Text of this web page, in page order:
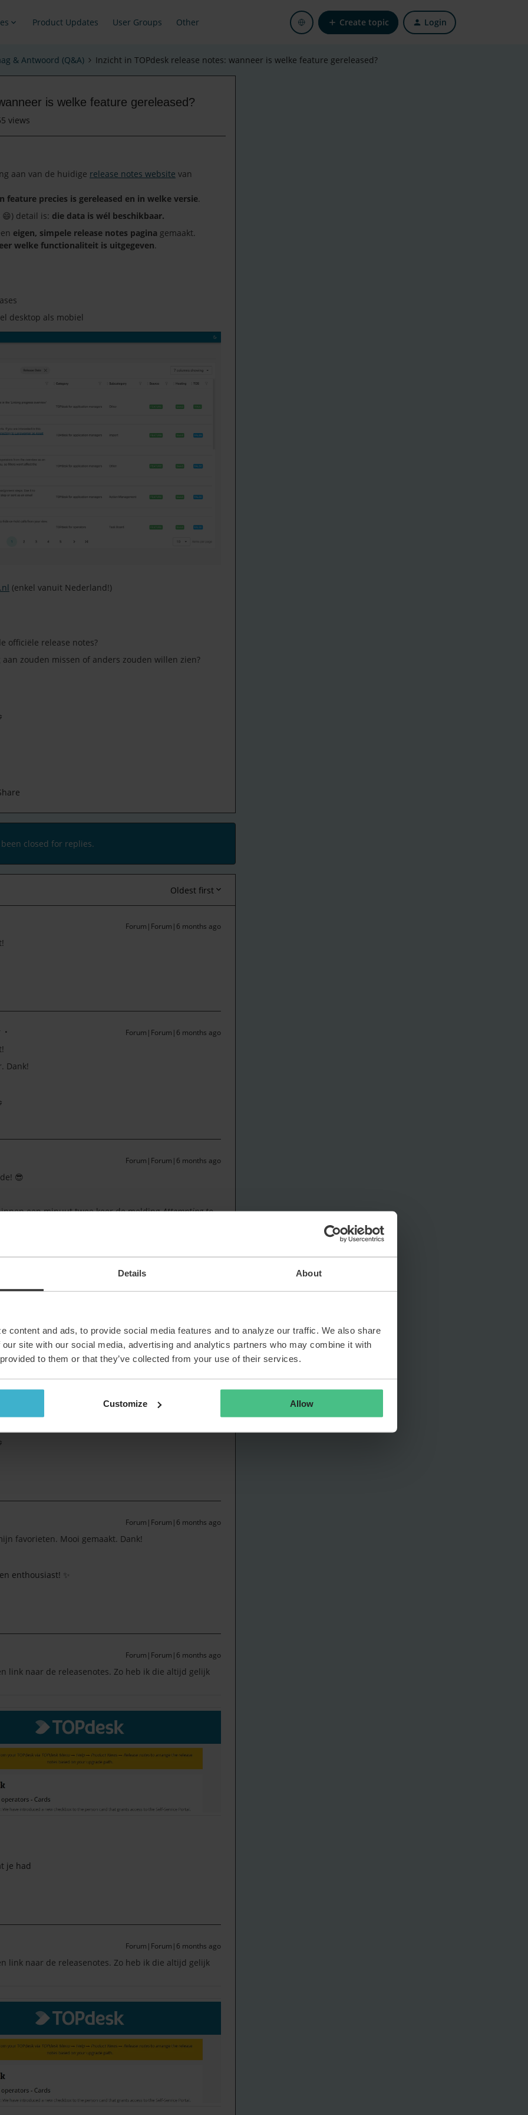
Details About
content and ads, to provide social media features and to analyze our traffic. We also share
site with our social media, advertising and analytics partners who may combine it with
to them or that they’ve collected from your use of their services.
Customize Allow
Product Updates User Groups Other Create topic Login
& Antwoord (Q&A) Inzicht in TOPdesk release notes: wanneer is welke feature gereleased?
is welke feature gereleased?
views
aan van de huidige release notes website van
feature precies is gereleased en in welke versie.
detail is: die data is wél beschikbaar.
eigen, simpele release notes pagina gemaakt.
welke functionaliteit is uitgegeven.
desktop als mobiel
(enkel vanuit Nederland!)
officiële release notes?
zouden missen of anders zouden willen zien?
closed for replies.
Oldest first
Forum|Forum|6 months ago
Forum|Forum|6 months ago
Dank!
Forum|Forum|6 months ago
😎
een minuut twee keer de meldingAttempting to
😎
een minuut twee keer de meldingAttempting to
melding; dat klopt. Ik ben bezig op de achtergrond
op Github Pages i.p.v. op een IIS server met Blazor.
Forum|Forum|6 months ago
favorieten. Mooi gemaakt. Dank!
enthousiast! ✨
Forum|Forum|6 months ago
link naar de releasenotes. Zo heb ik die altijd gelijk
je had
Forum|Forum|6 months ago
link naar de releasenotes. Zo heb ik die altijd gelijk